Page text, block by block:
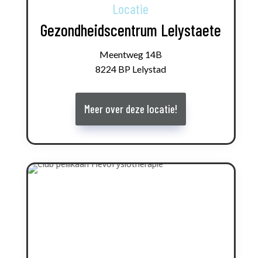
Locatie
Gezondheidscentrum Lelystaete
Meentweg 14B
8224 BP Lelystad
Meer over deze locatie!